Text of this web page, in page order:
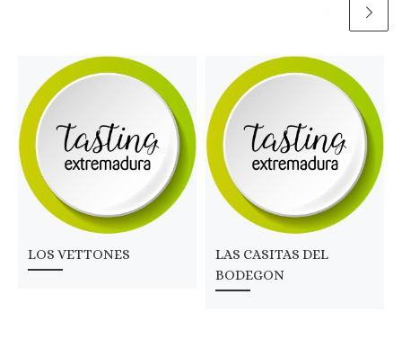
LOS VETTONES
LAS CASITAS DEL
BODEGON